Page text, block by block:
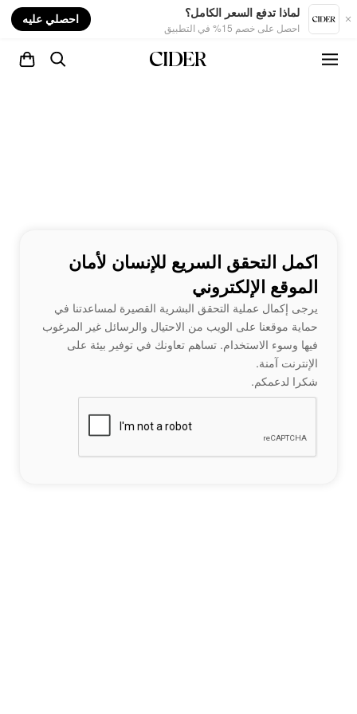
لماذا تدفع السعر الكامل؟
احصل على خصم 15% في التطبيق
احصلي عليه
اكمل التحقق السريع للإنسان لأمان
الموقع الإلكتروني
يرجى إكمال عملية التحقق البشرية القصيرة لمساعدتنا في
حماية موقعنا على الويب من الاحتيال والرسائل غير المرغوب
فيها وسوء الاستخدام. تساهم تعاونك في توفير بيئة على
الإنترنت آمنة.
شكرا لدعمكم.